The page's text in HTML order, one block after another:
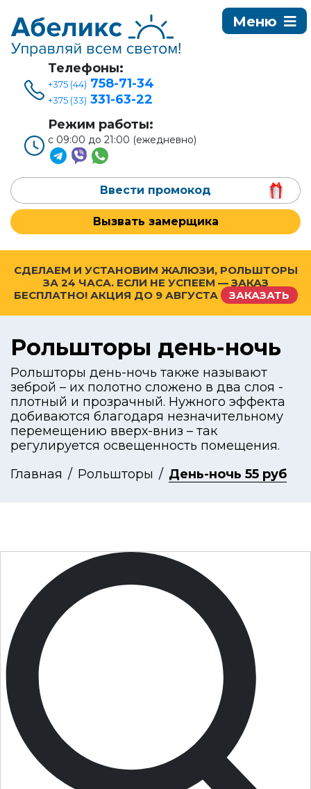
Телефоны:
+375 (44) 758-71-34
+375 (33) 331-63-22
Режим работы:
с 09:00 до 21:00 (ежедневно)
Ввести промокод
Вызвать замерщика
СДЕЛАЕМ И УСТАНОВИМ ЖАЛЮЗИ, РОЛЬШТОРЫ
ЗА 24 ЧАСА. ЕСЛИ НЕ УСПЕЕМ — ЗАКАЗ
БЕСПЛАТНО! АКЦИЯ ДО 9 АВГУСТА ЗАКАЗАТЬ
Рольшторы день-ночь
Рольшторы день-ночь также называют
зеброй – их полотно сложено в два слоя -
плотный и прозрачный. Нужного эффекта
добиваются благодаря незначительному
перемещению вверх-вниз – так
регулируется освещенность помещения.
Главная
Рольшторы День-ночь 55 руб